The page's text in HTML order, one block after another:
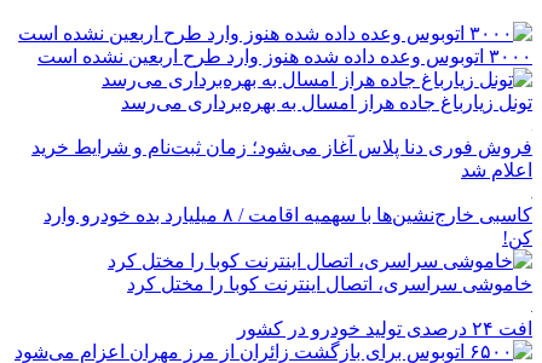
۳۰۰۰ اتوبوس وعده داده شده هنوز وارد طرح اربعین نشده است
تونل زیارباغ جاده هراز امسال به بهره‌برداری می‌رسد
فروش فوری دنا پلاس آغاز می‌شود؛ زمان ثبت‌نام و شرایط خرید
اعلام شد
کاسبی خارج‌نشین‌ها با سهمیه اقامت / ۸ میلیارد بده خودرو وارد
کن!
خاموشی سراسری، اتصال اینترنت کوبا را مختل کرد
افت ۲۴ درصدی تولید خودرو در کشور